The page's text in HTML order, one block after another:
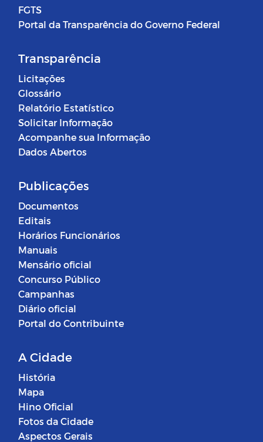
FGTS
Portal da Transparência do Governo Federal
Transparência
Licitações
Glossário
Relatório Estatístico
Solicitar Informação
Acompanhe sua Informação
Dados Abertos
Publicações
Documentos
Editais
Horários Funcionários
Manuais
Mensário oficial
Concurso Público
Campanhas
Diário oficial
Portal do Contribuinte
A Cidade
História
Mapa
Hino Oficial
Fotos da Cidade
Aspectos Gerais